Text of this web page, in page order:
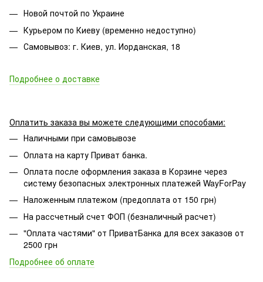
Новой почтой по Украине
Курьером по Киеву (временно недоступно)
Самовывоз: г. Киев, ул. Иорданская, 18
Подробнее о доставке
Оплатить заказа вы можете следующими способами:
Наличными при самовывозе
Оплата на карту Приват банка.
Оплата после оформления заказа в Корзине через
систему безопасных электронных платежей WayForPay
Наложенным платежом (предоплата от 150 грн)
На рассчетный счет ФОП (безналичный расчет)
"Оплата частями" от ПриватБанка для всех заказов от
2500 грн
Подробнее об оплате